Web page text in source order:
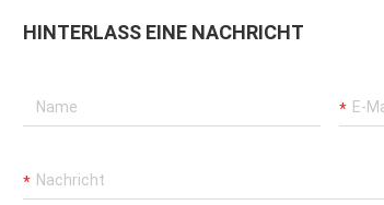
Hafenkrane, Bagger-Antriebssysteme
HINTERLASS EINE NACHRICHT